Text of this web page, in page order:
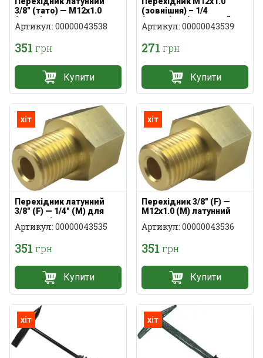
3/8" (тато) — M12x1.0
(мама)
Артикул: 00000043538
351 грн
Купити
(зовнішня) – 1/4
(внутрішня) латунний
Артикул: 00000043539
271 грн
Купити
хіт
Перехідник латунний
3/8" (F) — 1/4" (M) для
пальників
Артикул: 00000043535
351 грн
Купити
хіт
Перехідник 3/8" (F) —
M12x1.0 (M) латунний
Артикул: 00000043536
351 грн
Купити
хіт хіт